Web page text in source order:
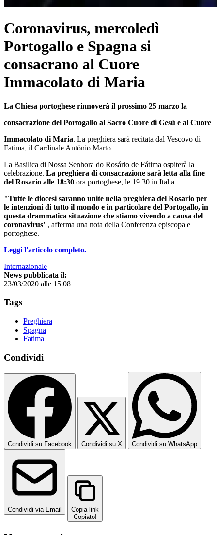
Coronavirus, mercoledì
Portogallo e Spagna si
consacrano al Cuore
Immacolato di Maria
La Chiesa portoghese rinnoverà il prossimo 25 marzo la
consacrazione del Portogallo al Sacro Cuore di Gesù e al Cuore
Immacolato di Maria. La preghiera sarà recitata dal Vescovo di
Fatima, il Cardinale António Marto.
La Basilica di Nossa Senhora do Rosário de Fátima ospiterà la
celebrazione. La preghiera di consacrazione sarà letta alla fine
del Rosario alle 18:30 ora portoghese, le 19.30 in Italia.
"Tutte le diocesi saranno unite nella preghiera del Rosario per
le intenzioni di tutto il mondo e in particolare del Portogallo, in
questa drammatica situazione che stiamo vivendo a causa del
coronavirus", afferma una nota della Conferenza episcopale
portoghese.
Leggi l'articolo completo.
Internazionale
News pubblicata il:
23/03/2020 alle 15:08
Tags
Preghiera
Spagna
Fatima
Condividi
Condividi su Facebook Condividi su X Condividi su WhatsApp
Condividi via Email
Copia link
Copiato!